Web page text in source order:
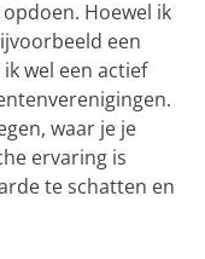
Hoewel ik
een
wel een actief
waar je je
ervaring is
te schatten en